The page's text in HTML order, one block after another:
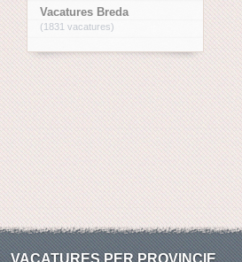
Vacatures Breda
(1831 vacatures)
VACATURES PER PROVINCIE